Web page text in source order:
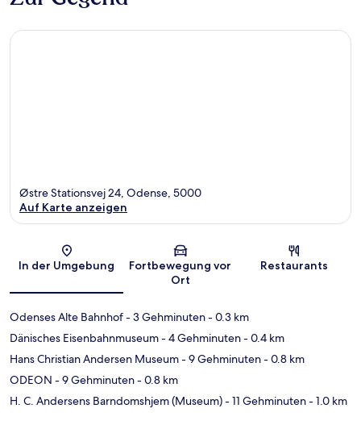
Karte
Østre Stationsvej 24, Odense, 5000
Auf Karte anzeigen
In der Umgebung
Fortbewegung vor
Ort
Restaurants
Odenses Alte Bahnhof- 3 Gehminuten- 0.3 km
Dänisches Eisenbahnmuseum- 4 Gehminuten- 0.4 km
Hans Christian Andersen Museum- 9 Gehminuten- 0.8 km
ODEON - 9 Gehminuten- 0.8 km
H. C. Andersens Barndomshjem (Museum)- 11 Gehminuten- 1.0 km